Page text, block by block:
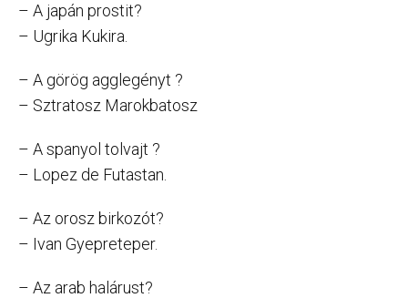
– A japán prostit?
– Ugrika Kukira.
– A görög agglegényt ?
– Sztratosz Marokbatosz
– A spanyol tolvajt ?
– Lopez de Futastan.
– Az orosz birkozót?
– Ivan Gyepreteper.
– Az arab halárust?